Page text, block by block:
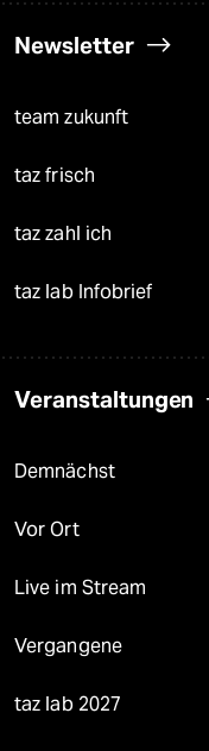
Newsletter
team zukunft
taz frisch
taz zahl ich
taz lab Infobrief
Veranstaltungen
Demnächst
Vor Ort
Live im Stream
Vergangene
taz lab 2027